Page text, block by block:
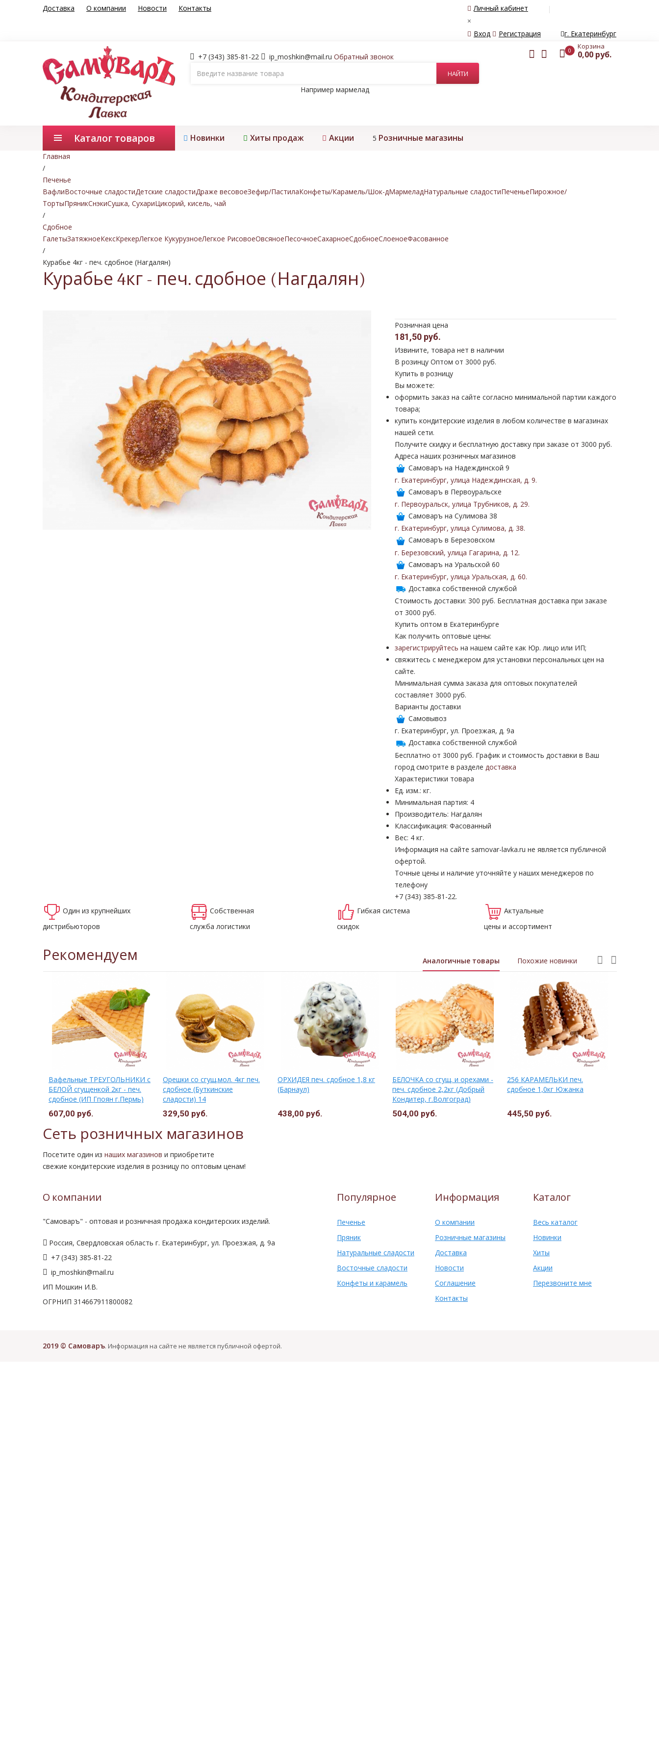
Доставка О компании Новости Контакты
Личный кабинет
×
Вход
Регистрация г. Екатеринбург
+7 (343) 385-81-22 ip_moshkin@mail.ru Обратный звонок
Например мармелад
0 Корзина
0,00 руб.
Каталог товаров Новинки Хиты продаж Акции 5 Розничные магазины
Главная
/
Печенье
ВафлиВосточные сладостиДетские сладостиДраже весовоеЗефир/ПастилаКонфеты/Карамель/Шок-дМармеладНатуральные сладостиПеченьеПирожное/
ТортыПряникСнэкиСушка, СухариЦикорий, кисель, чай
/
Сдобное
ГалетыЗатяжноеКексКрекерЛегкое КукурузноеЛегкое РисовоеОвсяноеПесочноеСахарноеСдобноеСлоеноеФасованное
/
Курабье 4кг - печ. сдобное (Нагдалян)
Курабье 4кг - печ. сдобное (Нагдалян)
Розничная цена
181,50 руб.
Извините, товара нет в наличии
В розинцу Оптом от 3000 руб.
Купить в розницу
Вы можете:
оформить заказ на сайте согласно минимальной партии каждого
товара;
купить кондитерские изделия в любом количестве в магазинах
нашей сети.
Получите скидку и бесплатную доставку при заказе от 3000 руб.
Адреса наших розничных магазинов
Самоваръ на Надеждинской 9
г. Екатеринбург, улица Надеждинская, д. 9.
Самоваръ в Первоуральске
г. Первоуральск, улица Трубников, д. 29.
Самоваръ на Сулимова 38
г. Екатеринбург, улица Сулимова, д. 38.
Самоваръ в Березовском
г. Березовский, улица Гагарина, д. 12.
Самоваръ на Уральской 60
г. Екатеринбург, улица Уральская, д. 60.
Доставка собственной службой
Стоимость доставки: 300 руб. Бесплатная доставка при заказе
от 3000 руб.
Купить оптом в Екатеринбурге
Как получить оптовые цены:
зарегистрируйтесь на нашем сайте как Юр. лицо или ИП;
свяжитесь с менеджером для установки персональных цен на
сайте.
Минимальная сумма заказа для оптовых покупателей
составляет 3000 руб.
Варианты доставки
Самовывоз
г. Екатеринбург, ул. Проезжая, д. 9а
Доставка собственной службой
Бесплатно от 3000 руб. График и стоимость доставки в Ваш
город смотрите в разделе доставка
Характеристики товара
Ед. изм.: кг.
Минимальная партия: 4
Производитель: Нагдалян
Классификация: Фасованный
Вес: 4 кг.
Информация на сайте samovar-lavka.ru не является публичной
офертой.
Точные цены и наличие уточняйте у наших менеджеров по
телефону
+7 (343) 385-81-22.
Один из крупнейших
дистрибьюторов
Собственная
служба логистики
Гибкая система
скидок
Актуальные
цены и ассортимент
Рекомендуем Аналогичные товары Похожие новинки
Вафельные ТРЕУГОЛЬНИКИ с
БЕЛОЙ сгущенкой 2кг - печ.
сдобное (ИП Гпоян г.Пермь)
607,00 руб.
Орешки со сгущ.мол. 4кг печ.
сдобное (Буткинские
сладости) 14
329,50 руб.
ОРХИДЕЯ печ. сдобное 1,8 кг
(Барнаул)
438,00 руб.
БЕЛОЧКА со сгущ. и орехами -
печ. сдобное 2,2кг (Добрый
Кондитер, г.Волгоград)
504,00 руб.
256 КАРАМЕЛЬКИ печ.
сдобное 1,0кг Южанка
445,50 руб.
Сеть розничных магазинов
Посетите один из наших магазинов и приобретите
свежие кондитерские изделия в розницу по оптовым ценам!
О компании
"Самоваръ" - оптовая и розничная продажа кондитерских изделий.
Россия, Свердловская область г. Екатеринбург, ул. Проезжая, д. 9а
+7 (343) 385-81-22
ip_moshkin@mail.ru
ИП Мошкин И.В.
ОГРНИП 314667911800082
Популярное
Печенье
Пряник
Натуральные сладости
Восточные сладости
Конфеты и карамель
Информация
О компании
Розничные магазины
Доставка
Новости
Соглашение
Контакты
Каталог
Весь каталог
Новинки
Хиты
Акции
Перезвоните мне
2019 © Самоваръ. Информация на сайте не является публичной офертой.